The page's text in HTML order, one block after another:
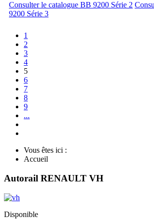
Consulter le catalogue BB 9200 Série 2
9200 Série 3
1
2
3
4
5
6
7
8
9
...
Vous êtes ici :
Accueil
Autorail RENAULT VH
Disponible